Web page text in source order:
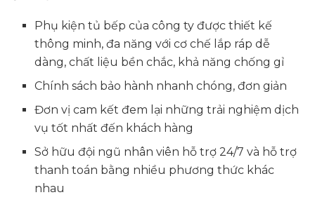
Phụ kiện tủ bếp của công ty được thiết kế
thông minh, đa năng với cơ chế lắp ráp dễ
dàng, chất liệu bền chắc, khả năng chống gỉ
Chính sách bảo hành nhanh chóng, đơn giản
Đơn vị cam kết đem lại những trải nghiệm dịch
vụ tốt nhất đến khách hàng
Sở hữu đội ngũ nhân viên hỗ trợ 24/7 và hỗ trợ
thanh toán bằng nhiều phương thức khác
nhau